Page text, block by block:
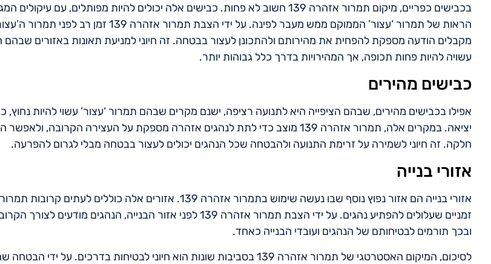
בכבישים כפריים, מיקום תמרור אזהרה 139 חשוב לא פחות. כבישים אלה יכולים להיות מפותלים, עם
הראות של תמרור ‘עצור’ הממוקם ממש מעבר לפינה. על ידי הצבת תמרור אזהרה 139
מקבלים הודעה מספקת להפחית את מהירותם ולהתכונן לעצור בבטחה. זה חיוני למניעת תאונות באזורים שבהם
עשויה להיות פחות תכופה, אך המהירויות בדרך כלל גבוהות יותר.
כבישים מהירים
אפילו בכבישים מהירים, שבהם הציפייה היא לתנועה רציפה, ישנם מקרים שבהם תמרור ‘עצור’ עשוי להיות נחוץ,
יציאה. במקרים אלה, תמרור אזהרה 139 מוצב כדי לתת לנהגים אזהרה מספקת על העצירה הקרובה,
חלקה. זה חיוני לשמירה על זרימת התנועה ולהבטחה שכל הנהגים יכולים לעצור בבטחה מבלי לגרום להפרעה.
אזורי בנייה
אזורי בנייה הם אזור נפוץ נוסף שבו נעשה שימוש בתמרור אזהרה 139. אזורים אלה כוללים לעתים
זמניים שעלולים להפתיע נהגים. על ידי הצבת תמרור אזהרה 139 לפני אזור הבנייה, הנהגים מודעים
ובכך תורמים לבטיחותם של הנהגים ועובדי הבנייה כאחד.
לסיכום, המיקום האסטרטגי של תמרור אזהרה 139 בסביבות שונות הוא חיוני לבטיחות בדרכים. על ידי